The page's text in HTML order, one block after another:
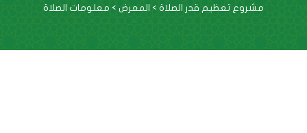
مشروع تعظيم قدر الصلاة > المعرض > معلومات الصلاة